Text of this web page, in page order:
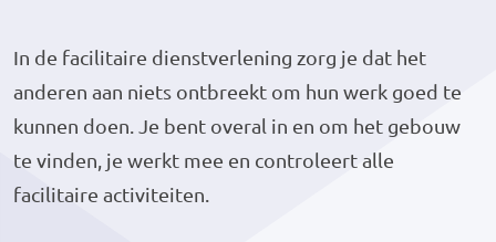
In de facilitaire dienstverlening zorg je dat het
anderen aan niets ontbreekt om hun werk goed te
kunnen doen. Je bent overal in en om het gebouw
te vinden, je werkt mee en controleert alle
facilitaire activiteiten.